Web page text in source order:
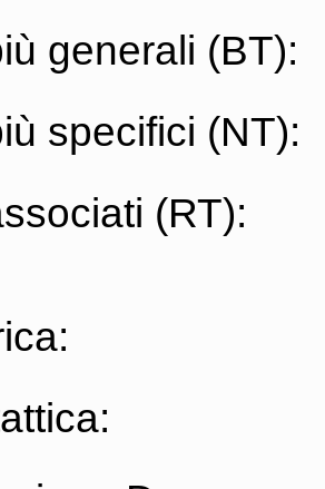
generali (BT):
specifici (NT):
(RT):